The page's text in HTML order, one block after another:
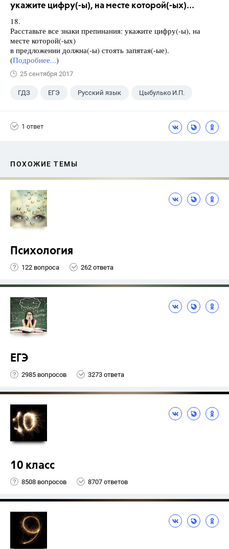
укажите цифру(-ы), на месте которой(-ых)...
18.
Расставьте все знаки препинания: укажите цифру(-ы), на
месте которой(-ых)
в предложении должна(-ы) стоять запятая(-ые).
(Подробнее...)
25 сентября 2017
ГДЗ ЕГЭ Русский язык Цыбулько И.П.
1 ответ
ПОХОЖИЕ ТЕМЫ
Психология
122 вопроса 262 ответа
ЕГЭ
2985 вопросов 3273 ответа
10 класс
8508 вопросов 8707 ответов